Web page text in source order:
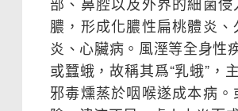
膿，形成化膿性扁桃體炎
炎、心臟病。風溼等全身性
或蠶蛾，故稱其爲“乳蛾”，
邪毒燻蒸於咽喉遂成本病